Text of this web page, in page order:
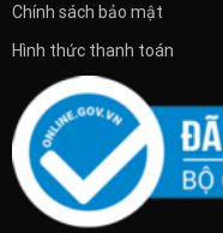
Chính sách bảo mật
Hình thức thanh toán